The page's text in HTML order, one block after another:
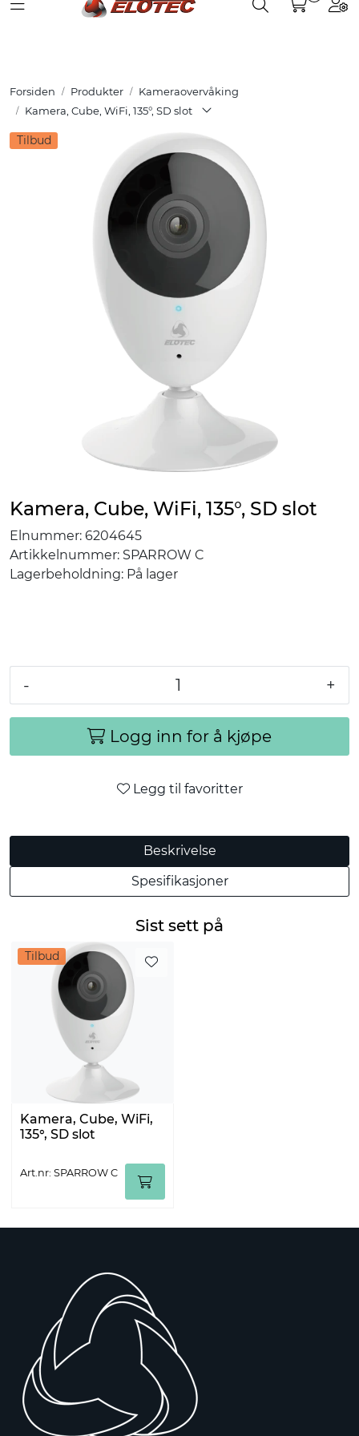
Skip to main content Partnerweb
Toggle navigation Toggle search
Forsiden Produkter
Kameraovervåking
Kamera, Cube, WiFi, 135°, SD slot
Tilbud
Kamera, Cube, WiFi, 135°, SD slot
Elnummer: 6204645
Artikkelnummer: SPARROW C
Lagerbeholdning: På lager
- +
Logg inn for å kjøpe
Legg til favoritter
Beskrivelse
Spesifikasjoner
Sist sett på
Tilbud
Kamera, Cube, WiFi,
135°, SD slot
Art.nr: SPARROW C
Løsninger
Hjelpesenter